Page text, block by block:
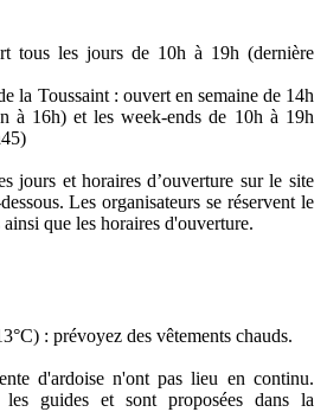
tous les jours de 10h à 19h (dernière
la Toussaint : ouvert en semaine de 14h
à 16h) et les week-ends de 10h à 19h
jours et horaires d’ouverture sur le site
Les organisateurs se réservent le
que les horaires d'ouverture.
: prévoyez des vêtements chauds.
d'ardoise n'ont pas lieu en continu.
guides et sont proposées dans la